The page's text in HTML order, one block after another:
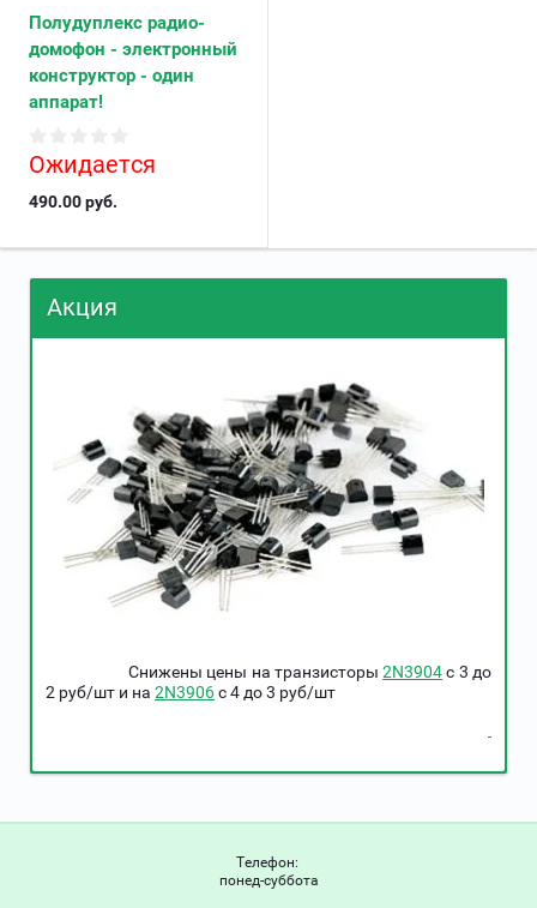
Полудуплекс радио-
домофон - электронный
конструктор - один
аппарат!
Ожидается
490.00руб.
Акция
Снижены цены на транзисторы2N3904c 3 до
2 руб/шт и на 2N3906c 4 до 3 руб/шт
Телефон:
понед-суббота